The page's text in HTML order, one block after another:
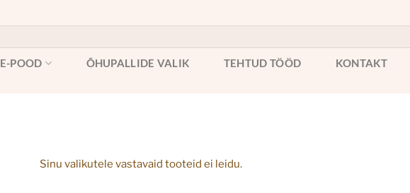
E-POOD ÕHUPALLIDE VALIK TEHTUD TÖÖD KONTAKT
Sinu valikutele vastavaid tooteid ei leidu.